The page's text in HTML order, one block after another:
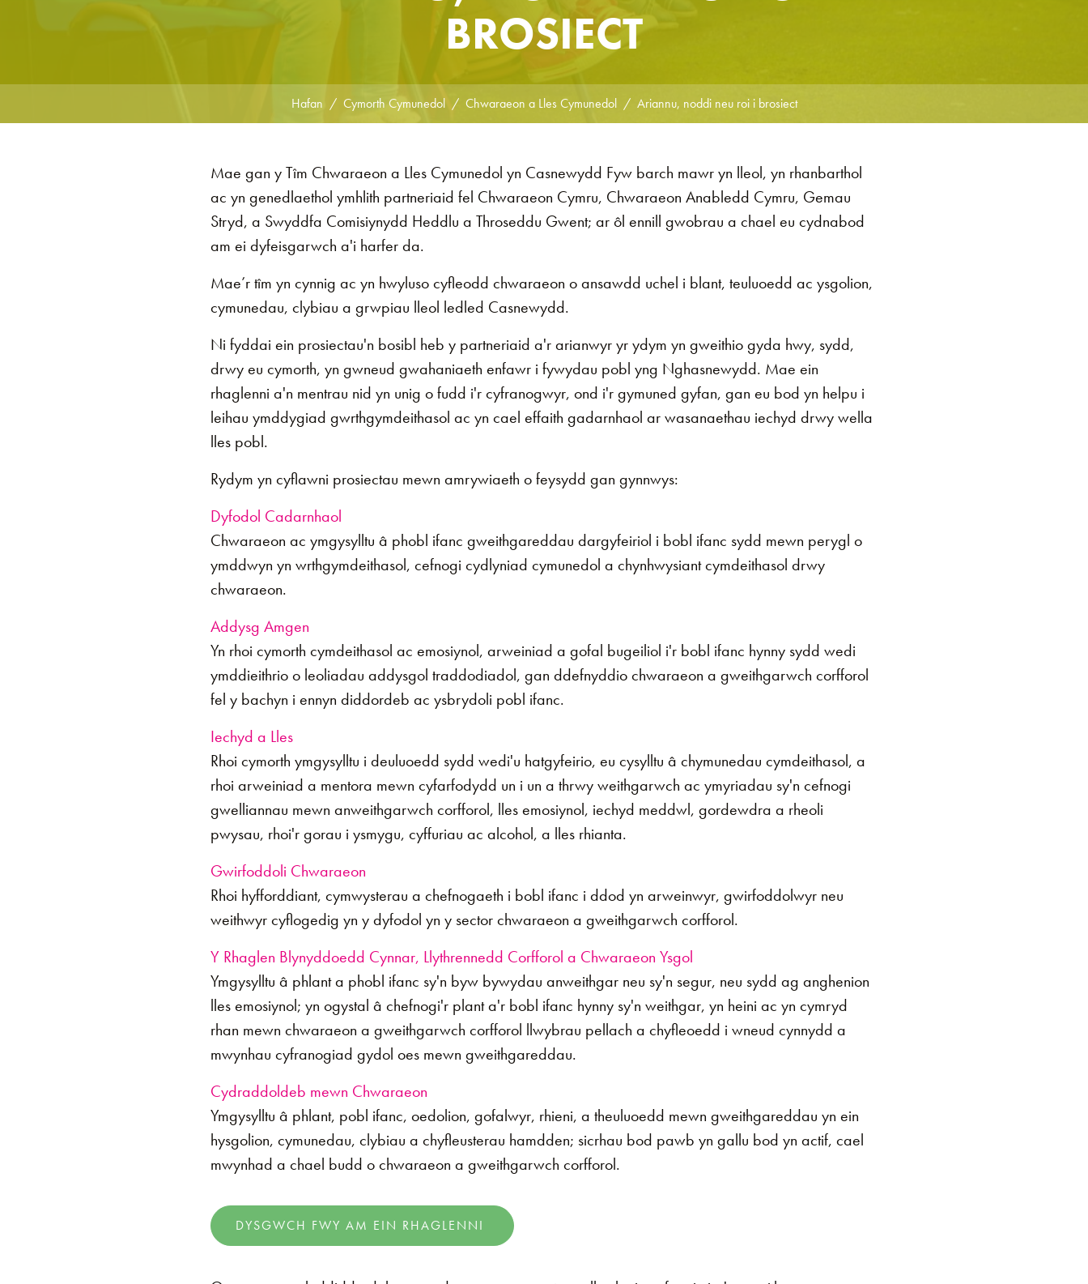
BROSIECT
Hafan Cymorth Cymunedol Chwaraeon a Lles Cymunedol Ariannu, noddi neu roi i brosiect
Mae gan y Tîm Chwaraeon a Lles Cymunedol yn Casnewydd Fyw barch mawr yn lleol, yn rhanbarthol
ac yn genedlaethol ymhlith partneriaid fel Chwaraeon Cymru, Chwaraeon Anabledd Cymru, Gemau
Stryd, a Swyddfa Comisiynydd Heddlu a Throseddu Gwent; ar ôl ennill gwobrau a chael eu cydnabod
am ei dyfeisgarwch a'i harfer da.
Mae’r tîm yn cynnig ac yn hwyluso cyfleodd chwaraeon o ansawdd uchel i blant, teuluoedd ac ysgolion,
cymunedau, clybiau a grwpiau lleol ledled Casnewydd.
Ni fyddai ein prosiectau'n bosibl heb y partneriaid a'r arianwyr yr ydym yn gweithio gyda hwy, sydd,
drwy eu cymorth, yn gwneud gwahaniaeth enfawr i fywydau pobl yng Nghasnewydd. Mae ein
rhaglenni a'n mentrau nid yn unig o fudd i'r cyfranogwyr, ond i'r gymuned gyfan, gan eu bod yn helpu i
leihau ymddygiad gwrthgymdeithasol ac yn cael effaith gadarnhaol ar wasanaethau iechyd drwy wella
lles pobl.
Rydym yn cyflawni prosiectau mewn amrywiaeth o feysydd gan gynnwys:
Dyfodol Cadarnhaol
Chwaraeon ac ymgysylltu â phobl ifanc gweithgareddau dargyfeiriol i bobl ifanc sydd mewn perygl o
ymddwyn yn wrthgymdeithasol, cefnogi cydlyniad cymunedol a chynhwysiant cymdeithasol drwy
chwaraeon.
Addysg Amgen
Yn rhoi cymorth cymdeithasol ac emosiynol, arweiniad a gofal bugeiliol i'r bobl ifanc hynny sydd wedi
ymddieithrio o leoliadau addysgol traddodiadol, gan ddefnyddio chwaraeon a gweithgarwch corfforol
fel y bachyn i ennyn diddordeb ac ysbrydoli pobl ifanc.
Iechyd a Lles
Rhoi cymorth ymgysylltu i deuluoedd sydd wedi'u hatgyfeirio, eu cysylltu â chymunedau cymdeithasol, a
rhoi arweiniad a mentora mewn cyfarfodydd un i un a thrwy weithgarwch ac ymyriadau sy'n cefnogi
gwelliannau mewn anweithgarwch corfforol, lles emosiynol, iechyd meddwl, gordewdra a rheoli
pwysau, rhoi'r gorau i ysmygu, cyffuriau ac alcohol, a lles rhianta.
Gwirfoddoli Chwaraeon
Rhoi hyfforddiant, cymwysterau a chefnogaeth i bobl ifanc i ddod yn arweinwyr, gwirfoddolwyr neu
weithwyr cyflogedig yn y dyfodol yn y sector chwaraeon a gweithgarwch corfforol.
Y Rhaglen Blynyddoedd Cynnar, Llythrennedd Corfforol a Chwaraeon Ysgol
Ymgysylltu â phlant a phobl ifanc sy'n byw bywydau anweithgar neu sy'n segur, neu sydd ag anghenion
lles emosiynol; yn ogystal â chefnogi'r plant a'r bobl ifanc hynny sy'n weithgar, yn heini ac yn cymryd
rhan mewn chwaraeon a gweithgarwch corfforol llwybrau pellach a chyfleoedd i wneud cynnydd a
mwynhau cyfranogiad gydol oes mewn gweithgareddau.
Cydraddoldeb mewn Chwaraeon
Ymgysylltu â phlant, pobl ifanc, oedolion, gofalwyr, rhieni, a theuluoedd mewn gweithgareddau yn ein
hysgolion, cymunedau, clybiau a chyfleusterau hamdden; sicrhau bod pawb yn gallu bod yn actif, cael
mwynhad a chael budd o chwaraeon a gweithgarwch corfforol.
DYSGWCH FWY AM EIN RHAGLENNI